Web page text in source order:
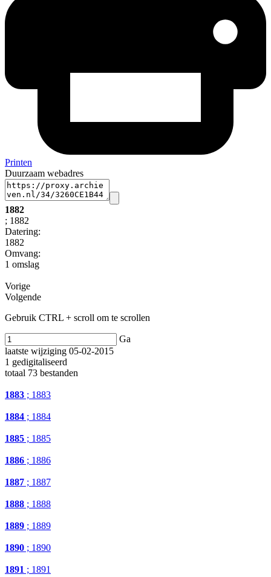
Printen
Duurzaam webadres
1882
; 1882
Datering:
1882
Omvang:
1 omslag
Vorige
Volgende
Gebruik CTRL + scroll om te scrollen
Ga
laatste wijziging 05-02-2015
1 gedigitaliseerd
totaal 73 bestanden
1883 ; 1883
1884 ; 1884
1885 ; 1885
1886 ; 1886
1887 ; 1887
1888 ; 1888
1889 ; 1889
1890 ; 1890
1891 ; 1891